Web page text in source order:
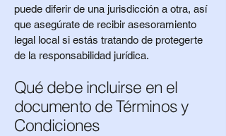
puede diferir de una jurisdicción a otra, así
que asegúrate de recibir asesoramiento
legal local si estás tratando de protegerte
de la responsabilidad jurídica.
Qué debe incluirse en el
documento de Términos y
Condiciones